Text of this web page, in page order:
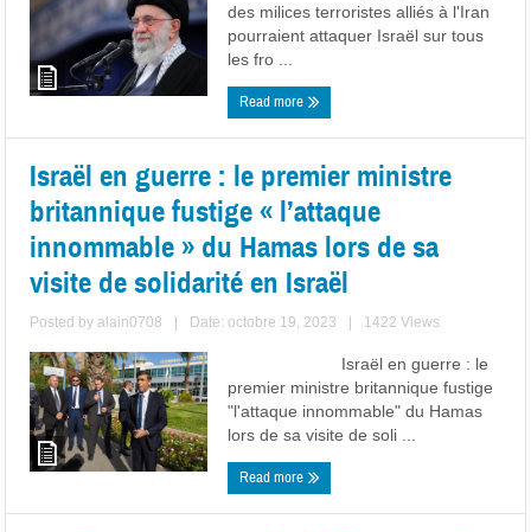
des milices terroristes alliés à l'Iran
pourraient attaquer Israël sur tous
les fro ...
Read more
Israël en guerre : le premier ministre
britannique fustige « l’attaque
innommable » du Hamas lors de sa
visite de solidarité en Israël
Posted byalain0708 Date: octobre 19, 2023 1422 Views
Israël en guerre : le
premier ministre britannique fustige
"l'attaque innommable" du Hamas
lors de sa visite de soli ...
Read more